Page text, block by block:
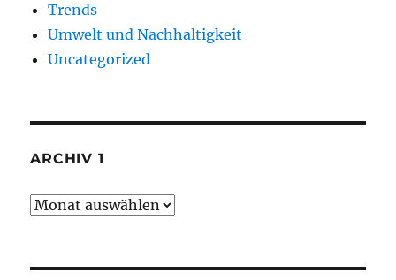
Trends
Umwelt und Nachhaltigkeit
Uncategorized
ARCHIV 1
Archiv